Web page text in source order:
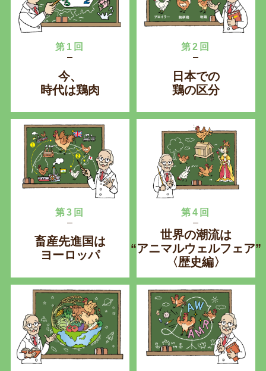
第1回
今、
時代は鶏肉
第2回
日本での
鶏の区分
第3回
畜産先進国は
ヨーロッパ
第4回
世界の潮流は
“アニマルウェルフェア”
〈歴史編〉